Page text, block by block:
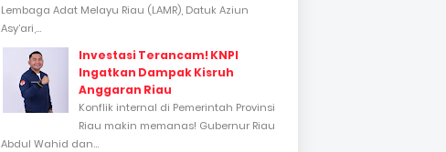
Lembaga Adat Melayu Riau (LAMR), Datuk Aziun
Asy’ari,...
Investasi Terancam! KNPI
Ingatkan Dampak Kisruh
Anggaran Riau
Konflik internal di Pemerintah Provinsi
Riau makin memanas! Gubernur Riau
Abdul Wahid dan...